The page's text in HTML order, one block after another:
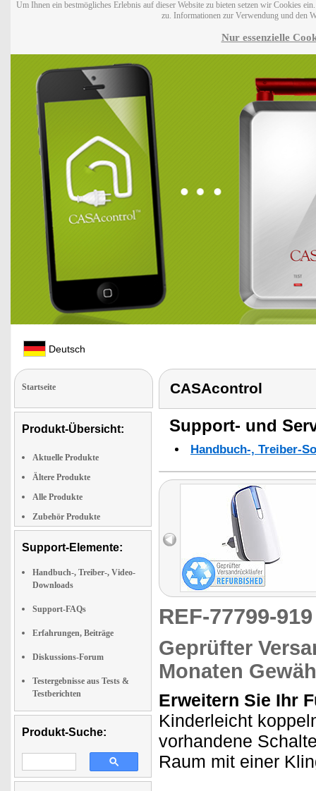
Um Ihnen ein bestmögliches Erlebnis auf dieser Website zu bieten setzen wir Cookies
zu. Informationen zur Verwendung und den
Nur essenzielle
Deutsch
Startseite
Produkt-Übersicht:
Aktuelle Produkte
Ältere Produkte
Alle Produkte
Zubehör Produkte
Support-Elemente:
Handbuch-, Treiber-, Video-
Downloads
Support-FAQs
Erfahrungen, Beiträge
Diskussions-Forum
Testergebnisse aus Tests &
Testberichten
Produkt-Suche:
CASAcontrol
Support- und
Handbuch-, Treiber-
REF-77799-
Geprüfter
Monaten
Erweitern Sie Ihr
Kinderleicht
vorhandene
Raum mit einer